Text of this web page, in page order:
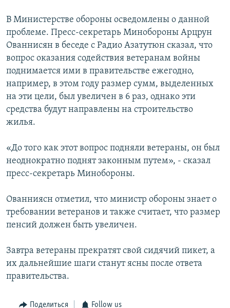
В Министерстве обороны осведомлены о данной
проблеме. Пресс-секретарь Минобороны Арцрун
Ованнисян в беседе с Радио Азатутюн сказал, что
вопрос оказания содействия ветеранам войны
поднимается ими в правительстве ежегодно,
например, в этом году размер сумм, выделенных
на эти цели, был увеличен в 6 раз, однако эти
средства будут направлены на строительство
жилья.
«До того как этот вопрос подняли ветераны, он был
неоднократно поднят законным путем», - сказал
пресс-секретарь Минобороны.
Ованниясн отметил, что министр обороны знает о
требовании ветеранов и также считает, что размер
пенсий должен быть увеличен.
Завтра ветераны прекратят свой сидячий пикет, а
их дальнейшие шаги станут ясны после ответа
правительства.
Поделиться Follow us